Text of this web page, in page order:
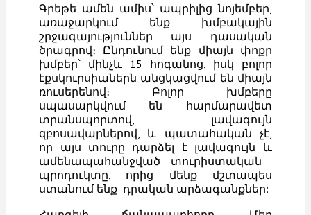
Գրեթե ամեն ամիս՝ ապրիլից նոյեմբեր,
առաջարկում ենք խմբակային
շրջագայություններ այս դասական
ծրագրով։ Ընդունում ենք միայն փոքր
խմբեր՝ մինչև 15 հոգանոց, իսկ բոլոր
էքսկուրսիաներն անցկացվում են միայն
ռուսերենով։ Բոլոր խմբերը
սպասարկվում են հարմարավետ
տրանսպորտով, լավագույն
զբոսավարներով, և պատահական չէ,
որ այս տուրը դարձել է լավագույն և
ամենապահանջված տուրիստական ​​
պրոդուկտը, որից մենք մշտապես
ստանում ենք դրական արձագանքներ: